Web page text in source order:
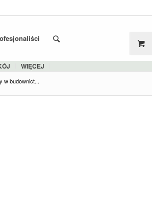
WIĘCEJ
w budownict...